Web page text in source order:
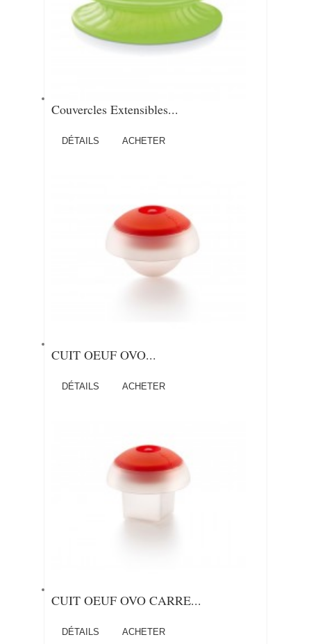
Couvercles Extensibles...
DÉTAILS ACHETER
CUIT OEUF OVO...
DÉTAILS ACHETER
CUIT OEUF OVO CARRE...
DÉTAILS ACHETER